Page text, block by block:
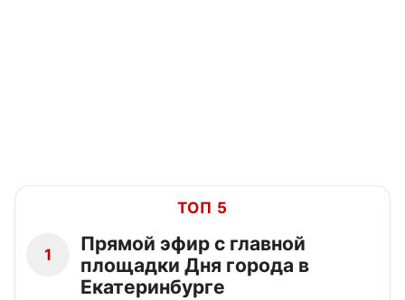
ТОП 5
1
Прямой эфир с главной
площадки Дня города в
Екатеринбурге